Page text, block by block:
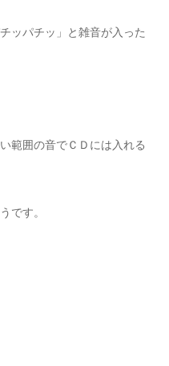
ッパチッ」と雑音が入った
範囲の音でＣＤには入れる
です。